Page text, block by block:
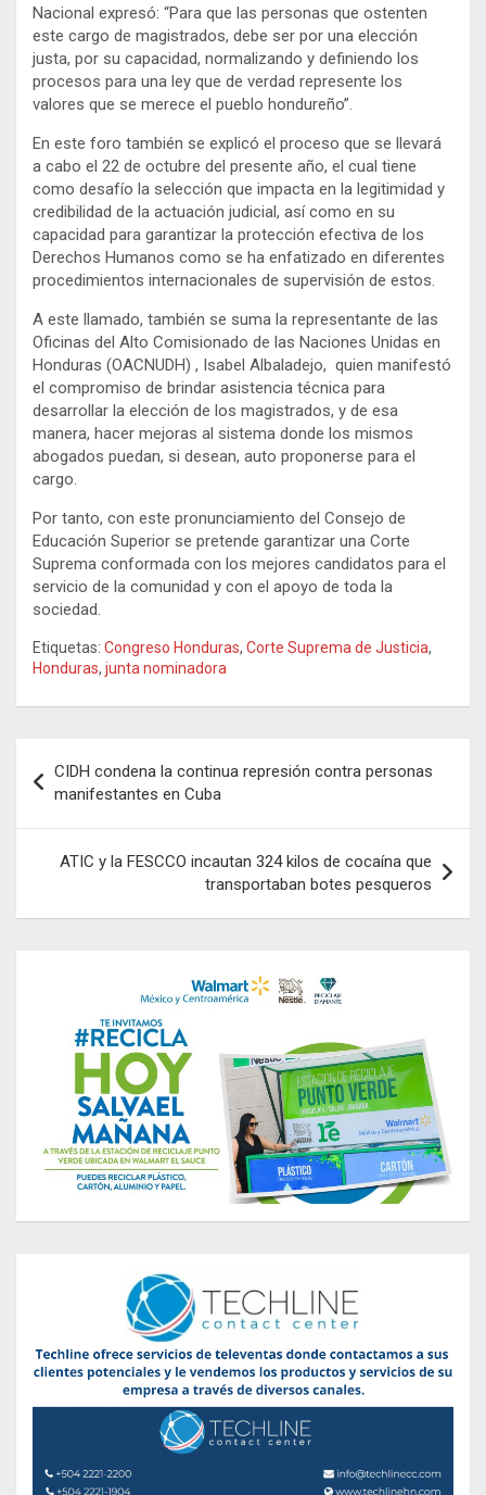
Nacional expresó: “Para que las personas que ostenten
este cargo de magistrados, debe ser por una elección
justa, por su capacidad, normalizando y definiendo los
procesos para una ley que de verdad represente los
valores que se merece el pueblo hondureño”.
En este foro también se explicó el proceso que se llevará
a cabo el 22 de octubre del presente año, el cual tiene
como desafío la selección que impacta en la legitimidad y
credibilidad de la actuación judicial, así como en su
capacidad para garantizar la protección efectiva de los
Derechos Humanos como se ha enfatizado en diferentes
procedimientos internacionales de supervisión de estos.
A este llamado, también se suma la representante de las
Oficinas del Alto Comisionado de las Naciones Unidas en
Honduras (OACNUDH) , Isabel Albaladejo, quien manifestó
el compromiso de brindar asistencia técnica para
desarrollar la elección de los magistrados, y de esa
manera, hacer mejoras al sistema donde los mismos
abogados puedan, si desean, auto proponerse para el
cargo.
Por tanto, con este pronunciamiento del Consejo de
Educación Superior se pretende garantizar una Corte
Suprema conformada con los mejores candidatos para el
servicio de la comunidad y con el apoyo de toda la
sociedad.
Etiquetas: Congreso Honduras, Corte Suprema de Justicia,
Honduras, junta nominadora
de
entradas
CIDH condena la continua represión contra personas
manifestantes en Cuba
ATIC y la FESCCO incautan 324 kilos de cocaína que
transportaban botes pesqueros